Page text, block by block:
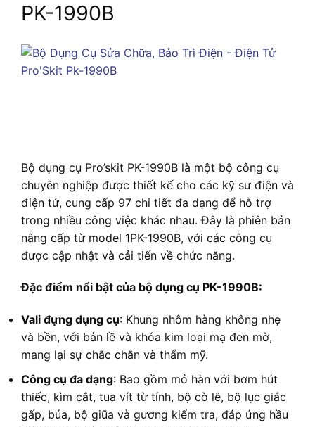
PK-1990B
Bộ dụng cụ Pro’skit PK-1990B là một bộ công cụ
chuyên nghiệp được thiết kế cho các kỹ sư điện và
điện tử, cung cấp 97 chi tiết đa dạng để hỗ trợ
trong nhiều công việc khác nhau. Đây là phiên bản
nâng cấp từ model 1PK-1990B, với các công cụ
được cập nhật và cải tiến về chức năng.
Đặc điểm nổi bật của bộ dụng cụ PK-1990B:
Vali đựng dụng cụ: Khung nhôm hàng không nhẹ
và bền, với bản lề và khóa kim loại mạ đen mờ,
mang lại sự chắc chắn và thẩm mỹ.
Công cụ đa dạng: Bao gồm mỏ hàn với bơm hút
thiếc, kìm cắt, tua vít từ tính, bộ cờ lê, bộ lục giác
gấp, búa, bộ giũa và gương kiểm tra, đáp ứng hầu